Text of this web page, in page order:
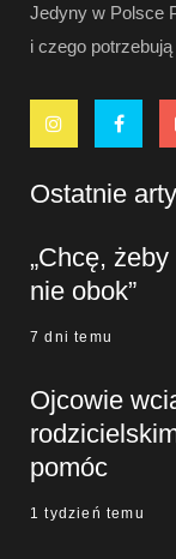
Jedyny w Polsce
i czego
Ostatnie
„Chcę,
nie obok”
7 dni temu
Ojcowie
pomóc
1 tydzień temu